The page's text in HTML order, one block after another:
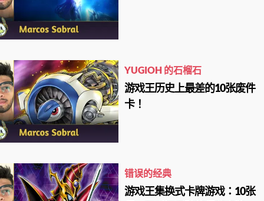
YUGIOH 的石榴石
游戏王历史上最差的10张废件
卡！
错误的经典
游戏王集换式卡牌游戏：10张